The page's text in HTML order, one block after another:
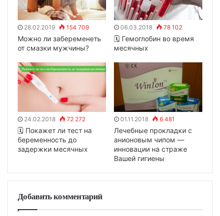
28.02.2019 154 709
Можно ли забеременеть
от смазки мужчины?
06.03.2018 78 102
🗓 Гемоглобин во время
месячных
24.02.2018 72 272
🗓 Покажет ли тест на
беременность до
задержки месячных
01.11.2018 6 481
Лечебные прокладки с
анионовым чипом —
инновации на страже
Вашей гигиены
Добавить комментарий